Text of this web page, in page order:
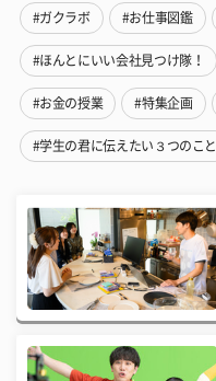
#ガクラボ #お仕事図鑑
#ほんとにいい会社見つけ隊！
#お金の授業 #特集企画
#学生の君に伝えたい３つのこと